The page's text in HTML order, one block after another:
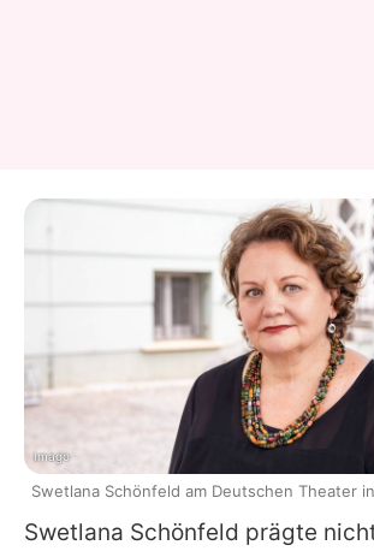
Swetlana Schönfeld prägte
Imago
Swetlana Schönfeld am Deutschen Theater